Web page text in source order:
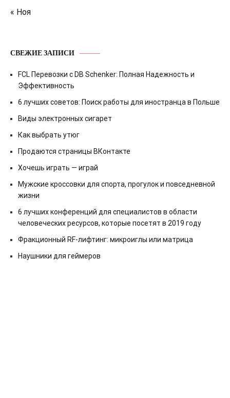
« Ноя
СВЕЖИЕ ЗАПИСИ
FCL Перевозки с DB Schenker: Полная Надежность и
Эффективность
6 лучших советов: Поиск работы для иностранца в Польше
Виды электронных сигарет
Как выбрать утюг
Продаются страницы ВКонтакте
Хочешь играть — играй
Мужские кроссовки для спорта, прогулок и повседневной
жизни
6 лучших конференций для специалистов в области
человеческих ресурсов, которые посетят в 2019 году
Фракционный RF-лифтинг: микроиглы или матрица
Наушники для геймеров